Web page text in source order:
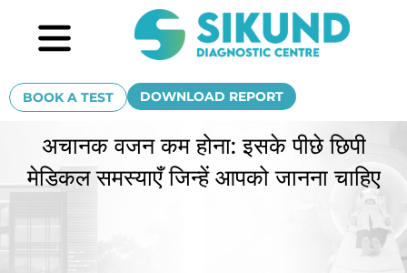
content
BOOK A TEST DOWNLOAD REPORT
अचानक वजन कम होना: इसके पीछे छिपी
मेडिकल समस्याएँ जिन्हें आपको जानना चाहिए